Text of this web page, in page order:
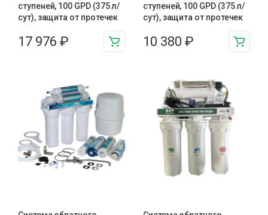
ступеней, 100 GPD (375 л/
сут), защита от протечек
17 976 ₽
ступеней, 100 GPD (375 л/
сут), защита от протечек
10 380 ₽